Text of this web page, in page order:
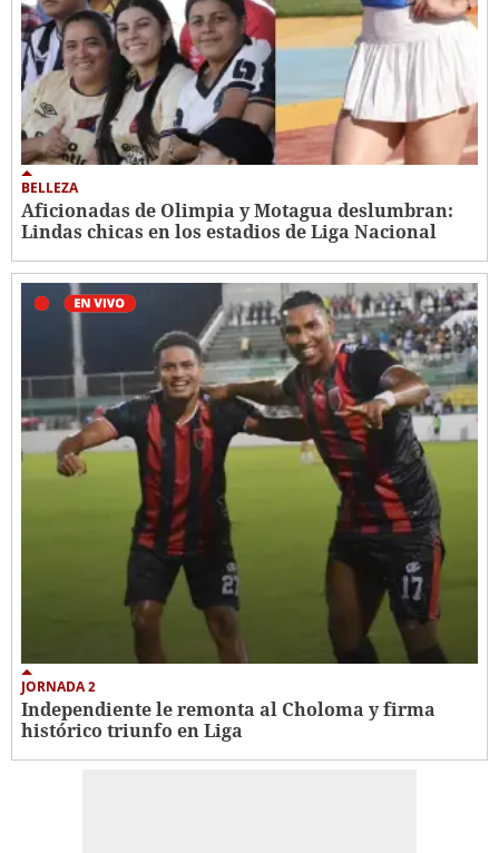
BELLEZA
Aficionadas de Olimpia y Motagua deslumbran:
Lindas chicas en los estadios de Liga Nacional
JORNADA 2
Independiente le remonta al Choloma y firma
histórico triunfo en Liga